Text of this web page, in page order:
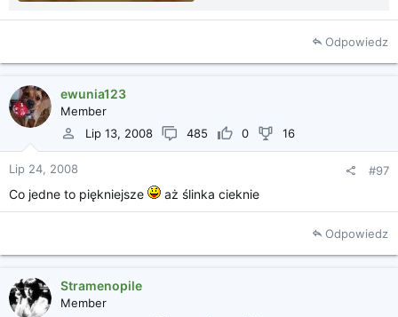
Odpowiedz
ewunia123
Member
Lip 13, 2008
485 0 16
Lip 24, 2008 #97
Co jedne to piękniejsze aż ślinka cieknie
Odpowiedz
Stramenopile
Member